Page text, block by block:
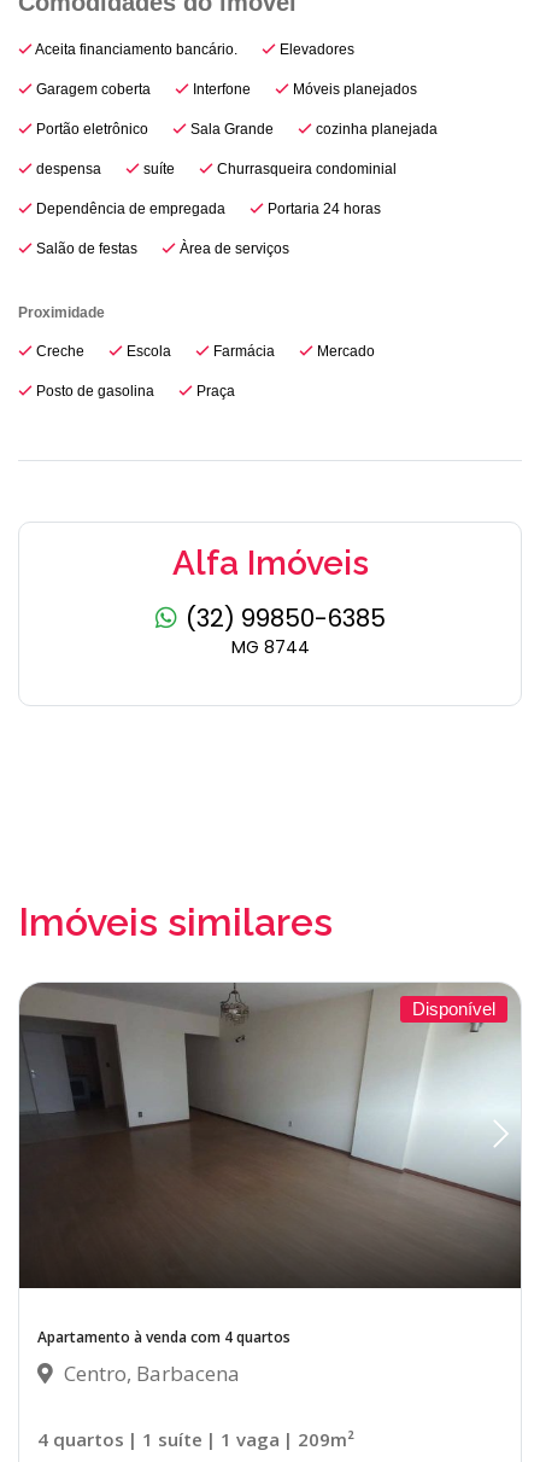
Aceita financiamento bancário. Elevadores
Garagem coberta Interfone Móveis planejados
Portão eletrônico Sala Grande cozinha planejada
despensa suíte Churrasqueira condominial
Dependência de empregada Portaria 24 horas
Salão de festas Àrea de serviços
Proximidade
Creche Escola Farmácia Mercado
Posto de gasolina Praça
Alfa Imóveis
(32) 99850-6385
MG 8744
Imóveis similares
Disponível
Apartamento à venda com 4 quartos
Centro, Barbacena
4 quartos | 1 suíte | 1 vaga | 209m²